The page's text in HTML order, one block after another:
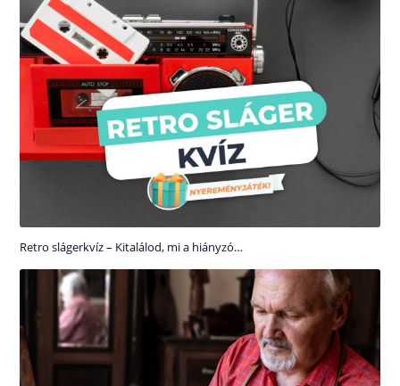
Retro slágerkvíz – Kitalálod, mi a hiányzó…